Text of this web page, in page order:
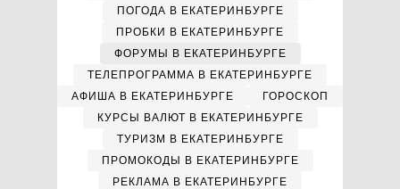
ПОГОДА В ЕКАТЕРИНБУРГЕ
ПРОБКИ В ЕКАТЕРИНБУРГЕ
ФОРУМЫ В ЕКАТЕРИНБУРГЕ
ТЕЛЕПРОГРАММА В ЕКАТЕРИНБУРГЕ
АФИША В ЕКАТЕРИНБУРГЕ
ГОРОСКОП
КУРСЫ ВАЛЮТ В ЕКАТЕРИНБУРГЕ
ТУРИЗМ В ЕКАТЕРИНБУРГЕ
ПРОМОКОДЫ В ЕКАТЕРИНБУРГЕ
РЕКЛАМА В ЕКАТЕРИНБУРГЕ